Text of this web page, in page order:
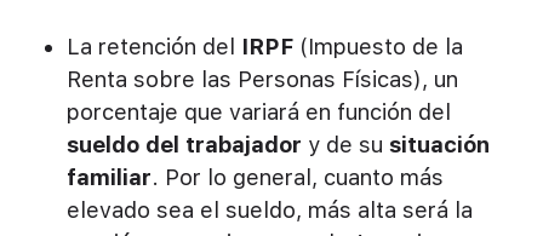
La retención del IRPF (Impuesto de la
Renta sobre las Personas Físicas), un
porcentaje que variará en función del
sueldo del trabajador y de su situación
familiar. Por lo general, cuanto más
elevado sea el sueldo, más alta será la